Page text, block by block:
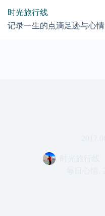
时光旅行线
记录一生的点滴足迹与心情